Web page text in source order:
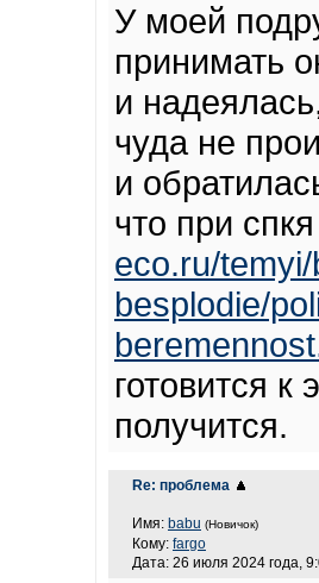
У моей
принимать
и
чуда не
и
что при
eco.ru/
besplodie/
готовится к
получится.
Re: проблема
Имя: babu (Новичок)
Кому: fargo
Дата: 26 июля 2024 года,